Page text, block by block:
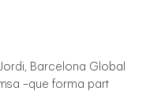
Barcelona Global
–que forma part